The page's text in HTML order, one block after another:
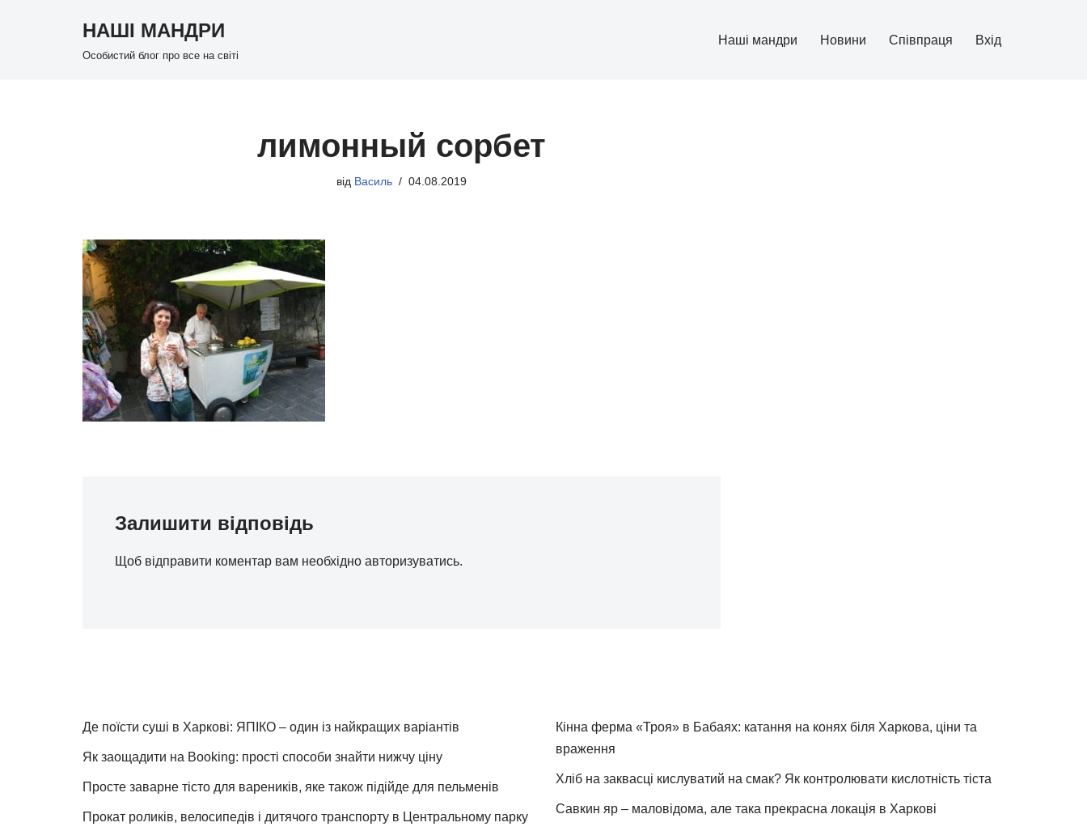
НАШІ МАНДРИ
Особистий блог про все на світі
Наші мандри Новини Співпраця Вхід
лимонный сорбет
від Василь 04.08.2019
Залишити відповідь
Щоб відправити коментар вам необхідно авторизуватись.
Де поїсти суші в Харкові: ЯПІКО – один із найкращих варіантів
Як заощадити на Booking: прості способи знайти нижчу ціну
Просте заварне тісто для вареників, яке також підійде для пельменів
Прокат роликів, велосипедів і дитячого транспорту в Центральному парку
Кінна ферма «Троя» в Бабаях: катання на конях біля Харкова, ціни та
враження
Хліб на заквасці кислуватий на смак? Як контролювати кислотність тіста
Савкин яр – маловідома, але така прекрасна локація в Харкові